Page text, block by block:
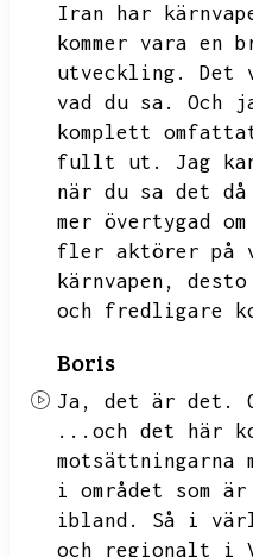
Iran har
kommer vara en
utveckling.
Det
vad du sa.
Och
komplett
fullt ut.
Jag
när du sa det
mer övertygad
fler aktörer på
kärnvapen,
och fredligare
Boris
Ja, det är det.
...och det här
motsättningarna
i området som är
ibland.
Så i
och regionalt i